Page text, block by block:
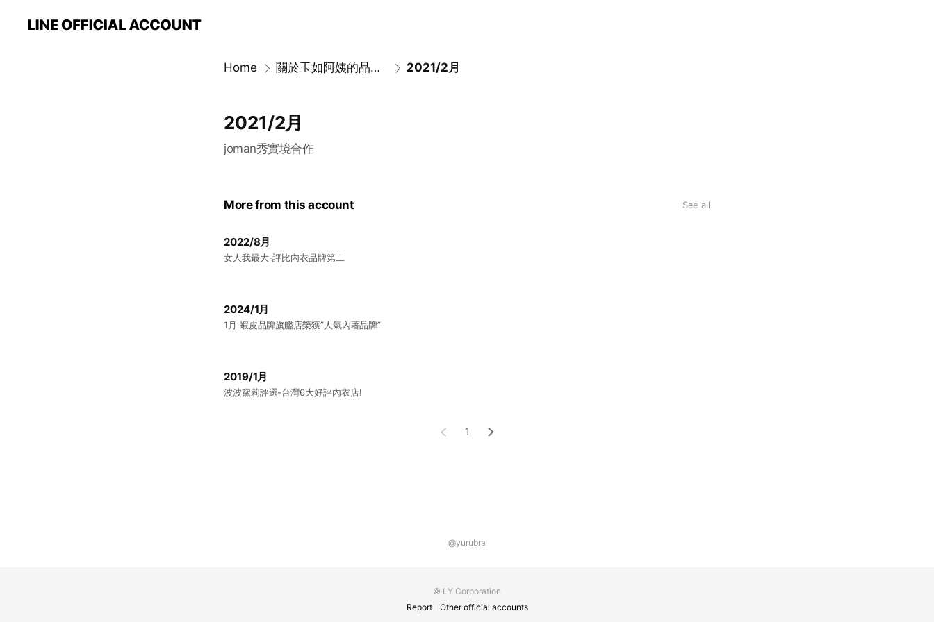
Home 關於玉如阿姨的品牌殊榮 2021/2月
2021/2月
joman秀實境合作
More from this account See all
2022/8月
女人我最大-評比內衣品牌第二
2024/1月
1月 蝦皮品牌旗艦店榮獲”人氣內著品牌”
2019/1月
波波黛莉評選-台灣6大好評內衣店!
1
@yurubra
© LY Corporation
Report
Other official accounts